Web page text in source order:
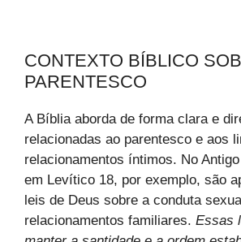
CONTEXTO BÍBLICO
PARENTESCO
A Bíblia aborda de forma clara e
relacionadas ao parentesco e aos
relacionamentos íntimos. No
em Levítico 18, por exemplo, são
leis de Deus sobre a conduta
relacionamentos familiares. Essas